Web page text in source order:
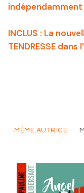
indépendamment
INCLUS : La
TENDRESSE
MÊME AUTRICE